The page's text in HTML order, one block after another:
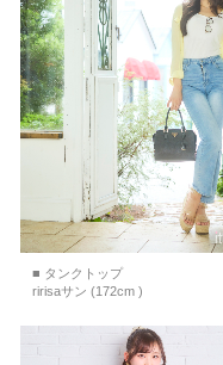
■ タンクトップ
ririsaサン (172cm )